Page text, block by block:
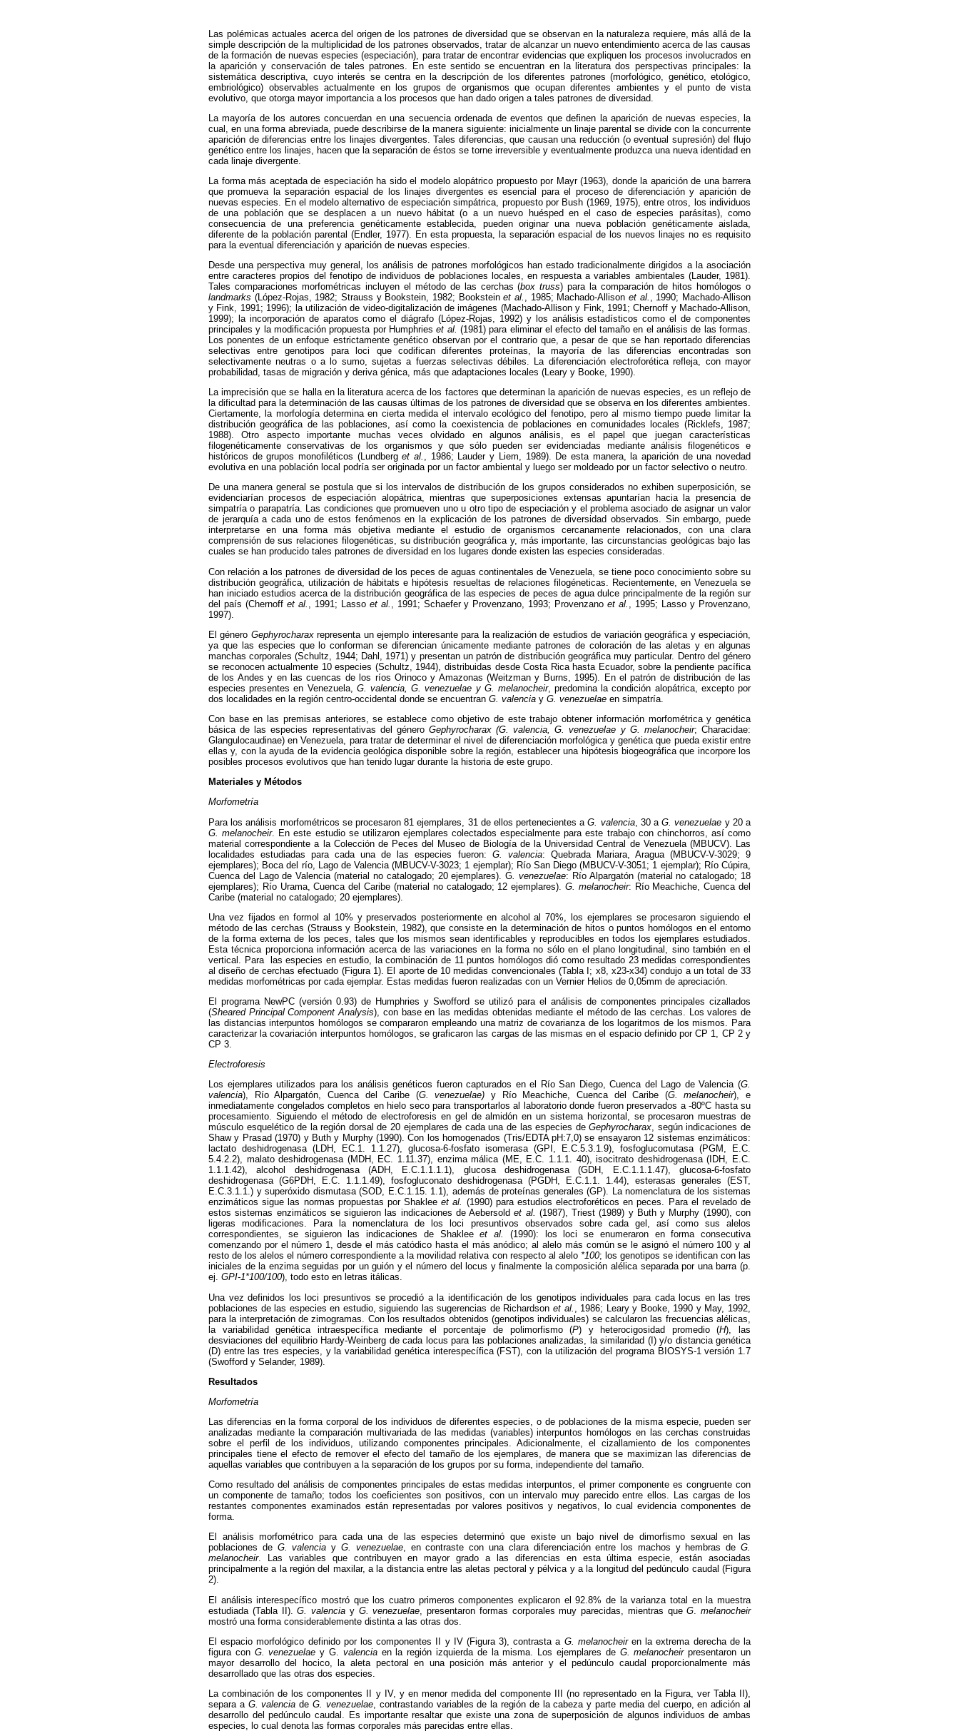
Las polémicas actuales acerca del origen de los patrones de diversidad que se observan en la naturaleza requiere, más allá de la
simple descripción de la multiplicidad de los patrones observados, tratar de alcanzar un nuevo entendimiento acerca de las causas
de la formación de nuevas especies (especiación), para tratar de encontrar evidencias que expliquen los procesos involucrados en
la aparición y conservación de tales patrones. En este sentido se encuentran en la literatura dos perspectivas principales: la
sistemática descriptiva, cuyo interés se centra en la descripción de los diferentes patrones (morfológico, genético, etológico,
embriológico) observables actualmente en los grupos de organismos que ocupan diferentes ambientes y el punto de vista
evolutivo, que otorga mayor importancia a los procesos que han dado origen a tales patrones de diversidad.
La mayoría de los autores concuerdan en una secuencia ordenada de eventos que definen la aparición de nuevas especies, la
cual, en una forma abreviada, puede describirse de la manera siguiente: inicialmente un linaje parental se divide con la concurrente
aparición de diferencias entre los linajes divergentes. Tales diferencias, que causan una reducción (o eventual supresión) del flujo
genético entre los linajes, hacen que la separación de éstos se torne irreversible y eventualmente produzca una nueva identidad en
cada linaje divergente.
La forma más aceptada de especiación ha sido el modelo alopátrico propuesto por Mayr (1963), donde la aparición de una barrera
que promueva la separación espacial de los linajes divergentes es esencial para el proceso de diferenciación y aparición de
nuevas especies. En el modelo alternativo de especiación simpátrica, propuesto por Bush (1969, 1975), entre otros, los individuos
de una población que se desplacen a un nuevo hábitat (o a un nuevo huésped en el caso de especies parásitas), como
consecuencia de una preferencia genéticamente establecida, pueden originar una nueva población genéticamente aislada,
diferente de la población parental (Endler, 1977). En esta propuesta, la separación espacial de los nuevos linajes no es requisito
para la eventual diferenciación y aparición de nuevas especies.
Desde una perspectiva muy general, los análisis de patrones morfológicos han estado tradicionalmente dirigidos a la asociación
entre caracteres propios del fenotipo de individuos de poblaciones locales, en respuesta a variables ambientales (Lauder, 1981).
Tales comparaciones morfométricas incluyen el método de las cerchas (box truss) para la comparación de hitos homólogos o
landmarks (López-Rojas, 1982; Strauss y Bookstein, 1982; Booksteinet al. , 1985; Machado-Allisonet al. , 1990; Machado-Allison
y Fink, 1991; 1996); la utilización de video-digitalización de imágenes (Machado-Allison y Fink, 1991; Chernoff y Machado-Allison,
1999); la incorporación de aparatos como el diágrafo (López-Rojas, 1992) y los análisis estadísticos como el de componentes
principales y la modificación propuesta por Humphrieset al. (1981) para eliminar el efecto del tamaño en el análisis de las formas.
Los ponentes de un enfoque estrictamente genético observan por el contrario que, a pesar de que se han reportado diferencias
selectivas entre genotipos para loci que codifican diferentes proteínas, la mayoría de las diferencias encontradas son
selectivamente neutras o a lo sumo, sujetas a fuerzas selectivas débiles. La diferenciación electroforética refleja, con mayor
probabilidad, tasas de migración y deriva génica, más que adaptaciones locales (Leary y Booke, 1990).
La imprecisión que se halla en la literatura acerca de los factores que determinan la aparición de nuevas especies, es un reflejo de
la dificultad para la determinación de las causas últimas de los patrones de diversidad que se observa en los diferentes ambientes.
Ciertamente, la morfología determina en cierta medida el intervalo ecológico del fenotipo, pero al mismo tiempo puede limitar la
distribución geográfica de las poblaciones, así como la coexistencia de poblaciones en comunidades locales (Ricklefs, 1987;
1988). Otro aspecto importante muchas veces olvidado en algunos análisis, es el papel que juegan características
filogenéticamente conservativas de los organismos y que sólo pueden ser evidenciadas mediante análisis filogenéticos e
históricos de grupos monofiléticos (Lundberget al. , 1986; Lauder y Liem, 1989). De esta manera, la aparición de una novedad
evolutiva en una población local podría ser originada por un factor ambiental y luego ser moldeado por un factor selectivo o neutro.
De una manera general se postula que si los intervalos de distribución de los grupos considerados no exhiben superposición, se
evidenciarían procesos de especiación alopátrica, mientras que superposiciones extensas apuntarían hacia la presencia de
simpatría o parapatría. Las condiciones que promueven uno u otro tipo de especiación y el problema asociado de asignar un valor
de jerarquía a cada uno de estos fenómenos en la explicación de los patrones de diversidad observados. Sin embargo, puede
interpretarse en una forma más objetiva mediante el estudio de organismos cercanamente relacionados, con una clara
comprensión de sus relaciones filogenéticas, su distribución geográfica y, más importante, las circunstancias geológicas bajo las
cuales se han producido tales patrones de diversidad en los lugares donde existen las especies consideradas.
Con relación a los patrones de diversidad de los peces de aguas continentales de Venezuela, se tiene poco conocimiento sobre su
distribución geográfica, utilización de hábitats e hipótesis resueltas de relaciones filogéneticas. Recientemente, en Venezuela se
han iniciado estudios acerca de la distribución geográfica de las especies de peces de agua dulce principalmente de la región sur
del país (Chernoff et al. , 1991; Lasso et al. , 1991; Schaefer y Provenzano, 1993; Provenzanoet al.
, 1995; Lasso y Provenzano,
1997).
El género Gephyrocharaxrepresenta un ejemplo interesante para la realización de estudios de variación geográfica y especiación,
ya que las especies que lo conforman se diferencian únicamente mediante patrones de coloración de las aletas y en algunas
manchas corporales (Schultz, 1944; Dahl, 1971) y presentan un patrón de distribución geográfica muy particular. Dentro del género
se reconocen actualmente 10 especies (Schultz, 1944), distribuidas desde Costa Rica hasta Ecuador, sobre la pendiente pacífica
de los Andes y en las cuencas de los ríos Orinoco y Amazonas (Weitzman y Burns, 1995). En el patrón de distribución de las
especies presentes en Venezuela, G. valencia, G. venezuelae y G. melanocheir, predomina la condición alopátrica, excepto por
dos localidades en la región centro-occidental donde se encuentran G. valencia y G. venezuelae en simpatría.
Con base en las premisas anteriores, se establece como objetivo de este trabajo obtener información morfométrica y genética
básica de las especies representativas del género Gephyrocharax (G. valencia, G. venezuelae y G. melanocheir; Characidae:
Glangulocaudinae) en Venezuela, para tratar de determinar el nivel de diferenciación morfológica y genética que pueda existir entre
ellas y, con la ayuda de la evidencia geológica disponible sobre la región, establecer una hipótesis biogeográfica que incorpore los
posibles procesos evolutivos que han tenido lugar durante la historia de este grupo.
Materiales y Métodos
Morfometría
Para los análisis morfométricos se procesaron 81 ejemplares, 31 de ellos pertenecientes aG. valencia, 30 aG. venezuelae y 20 a
G. melanocheir. En este estudio se utilizaron ejemplares colectados especialmente para este trabajo con chinchorros, así como
material correspondiente a la Colección de Peces del Museo de Biología de la Universidad Central de Venezuela (MBUCV). Las
localidades estudiadas para cada una de las especies fueron: G. valencia: Quebrada Mariara, Aragua (MBUCV-V-3029; 9
ejemplares); Boca del río, Lago de Valencia (MBUCV-V-3023; 1 ejemplar); Río San Diego (MBUCV-V-3051; 1 ejemplar); Río Cúpira,
Cuenca del Lago de Valencia (material no catalogado; 20 ejemplares). G . venezuelae: Río Alpargatón (material no catalogado; 18
ejemplares); Río Urama, Cuenca del Caribe (material no catalogado; 12 ejemplares). G. melanocheir: Río Meachiche, Cuenca del
Caribe (material no catalogado; 20 ejemplares).
Una vez fijados en formol al 10% y preservados posteriormente en alcohol al 70%, los ejemplares se procesaron siguiendo el
método de las cerchas (Strauss y Bookstein, 1982), que consiste en la determinación de hitos o puntos homólogos en el entorno
de la forma externa de los peces, tales que los mismos sean identificables y reproducibles en todos los ejemplares estudiados.
Esta técnica proporciona información acerca de las variaciones en la forma no sólo en el plano longitudinal, sino también en el
vertical. Para las especies en estudio, la combinación de 11 puntos homólogos dió como resultado 23 medidas correspondientes
al diseño de cerchas efectuado (Figura 1). El aporte de 10 medidas convencionales (Tabla I; x8, x23-x34) condujo a un total de 33
medidas morfométricas por cada ejemplar. Estas medidas fueron realizadas con un Vernier Helios de 0,05mm de apreciación.
El programa NewPC (versión 0.93) de Humphries y Swofford se utilizó para el análisis de componentes principales cizallados
(Sheared Principal Component Analysis), con base en las medidas obtenidas mediante el método de las cerchas. Los valores de
las distancias interpuntos homólogos se compararon empleando una matriz de covarianza de los logaritmos de los mismos. Para
caracterizar la covariación interpuntos homólogos, se graficaron las cargas de las mismas en el espacio definido por CP 1, CP 2 y
CP 3.
Electroforesis
Los ejemplares utilizados para los análisis genéticos fueron capturados en el Río San Diego, Cuenca del Lago de Valencia (G.
valencia), Río Alpargatón, Cuenca del Caribe (G. venezuelae) y Río Meachiche, Cuenca del Caribe (G. melanocheir), e
inmediatamente congelados completos en hielo seco para transportarlos al laboratorio donde fueron preservados a -80ºC hasta su
procesamiento. Siguiendo el método de electroforesis en gel de almidón en un sistema horizontal, se procesaron muestras de
músculo esquelético de la región dorsal de 20 ejemplares de cada una de las especies deGephyrocharax, según indicaciones de
Shaw y Prasad (1970) y Buth y Murphy (1990). Con los homogenados (Tris/EDTA pH:7,0) se ensayaron 12 sistemas enzimáticos:
lactato deshidrogenasa (LDH, EC.1. 1.1.27), glucosa-6-fosfato isomerasa (GPI, E.C.5.3.1.9), fosfoglucomutasa (PGM, E.C.
5.4.2.2), malato deshidrogenasa (MDH, EC. 1.11.37), enzima málica (ME, E.C. 1.1.1. 40), isocitrato deshidrogenasa (IDH, E.C.
1.1.1.42), alcohol deshidrogenasa (ADH, E.C.1.1.1.1), glucosa deshidrogenasa (GDH, E.C.1.1.1.47), glucosa-6-fosfato
deshidrogenasa (G6PDH, E.C. 1.1.1.49), fosfogluconato deshidrogenasa (PGDH, E.C.1.1. 1.44), esterasas generales (EST,
E.C.3.1.1.) y superóxido dismutasa (SOD, E.C.1.15. 1.1), además de proteínas generales (GP). La nomenclatura de los sistemas
enzimáticos sigue las normas propuestas por Shakleeet al. (1990) para estudios electroforéticos en peces. Para el revelado de
estos sistemas enzimáticos se siguieron las indicaciones de Aebersoldet al. (1987), Triest (1989) y Buth y Murphy (1990), con
ligeras modificaciones. Para la nomenclatura de los loci presuntivos observados sobre cada gel, así como sus alelos
correspondientes, se siguieron las indicaciones de Shakleeet al.
(1990): los loci se enumeraron en forma consecutiva
comenzando por el número 1, desde el más catódico hasta el más anódico; al alelo más común se le asignó el número 100 y al
resto de los alelos el número correspondiente a la movilidad relativa con respecto al alelo *100; los genotipos se identifican con las
iniciales de la enzima seguidas por un guión y el número del locus y finalmente la composición alélica separada por una barra (p.
ej. GPI-1*100/100), todo esto en letras itálicas.
Una vez definidos los loci presuntivos se procedió a la identificación de los genotipos individuales para cada locus en las tres
poblaciones de las especies en estudio, siguiendo las sugerencias de Richardsonet al.
, 1986; Leary y Booke, 1990 y May, 1992,
para la interpretación de zimogramas. Con los resultados obtenidos (genotipos individuales) se calcularon las frecuencias alélicas,
la variabilidad genética intraespecífica mediante el porcentaje de polimorfismo (P) y heterocigosidad promedio (H), las
desviaciones del equilibrio Hardy-Weinberg de cada locus para las poblaciones analizadas, la similaridad (I) y/o distancia genética
(D) entre las tres especies, y la variabilidad genética interespecífica (FST), con la utilización del programa BIOSYS-1 versión 1.7
(Swofford y Selander, 1989).
Resultados
Morfometría
Las diferencias en la forma corporal de los individuos de diferentes especies, o de poblaciones de la misma especie, pueden ser
analizadas mediante la comparación multivariada de las medidas (variables) interpuntos homólogos en las cerchas construidas
sobre el perfil de los individuos, utilizando componentes principales. Adicionalmente, el cizallamiento de los componentes
principales tiene el efecto de remover el efecto del tamaño de los ejemplares, de manera que se maximizan las diferencias de
aquellas variables que contribuyen a la separación de los grupos por su forma, independiente del tamaño.
Como resultado del análisis de componentes principales de estas medidas interpuntos, el primer componente es congruente con
un componente de tamaño; todos los coeficientes son positivos, con un intervalo muy parecido entre ellos. Las cargas de los
restantes componentes examinados están representadas por valores positivos y negativos, lo cual evidencia componentes de
forma.
El análisis morfométrico para cada una de las especies determinó que existe un bajo nivel de dimorfismo sexual en las
poblaciones de G. valencia y G. venezuelae, en contraste con una clara diferenciación entre los machos y hembras deG.
melanocheir. Las variables que contribuyen en mayor grado a las diferencias en esta última especie, están asociadas
principalmente a la región del maxilar, a la distancia entre las aletas pectoral y pélvica y a la longitud del pedúnculo caudal (Figura
2).
El análisis interespecífico mostró que los cuatro primeros componentes explicaron el 92.8% de la varianza total en la muestra
estudiada (Tabla II).G. valencia y G. venezuelae , presentaron formas corporales muy parecidas, mientras queG
melanocheir
mostró una forma considerablemente distinta a las otras dos.
El espacio morfológico definido por los componentes II y IV (Figura 3), contrasta a G. melanocheiren la extrema derecha de la
figura con G. venezuelae y G. valenciaen la región izquierda de la misma. Los ejemplares de G. melanocheirpresentaron un
mayor desarrollo del hocico, la aleta pectoral en una posición más anterior y el pedúnculo caudal proporcionalmente más
desarrollado que las otras dos especies.
La combinación de los componentes II y IV, y en menor medida del componente III (no representado en la Figura, ver Tabla II),
separa a G. valencia deG. venezuelae, contrastando variables de la región de la cabeza y parte media del cuerpo, en adición al
desarrollo del pedúnculo caudal. Es importante resaltar que existe una zona de superposición de algunos individuos de ambas
especies, lo cual denota las formas corporales más parecidas entre ellas.